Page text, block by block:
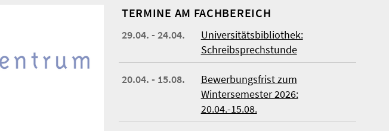
TERMINE AM FACHBEREICH
29.04. - 24.04.
Universitätsbibliothek:
Schreibsprechstunde
20.04. - 15.08.
Bewerbungsfrist zum
Wintersemester 2026:
20.04.-15.08.